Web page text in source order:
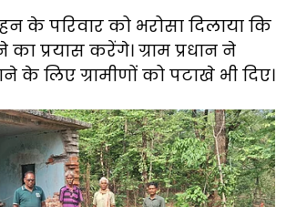
के परिवार को भरोसा दिलाया कि
प्रयास करेंगे। ग्राम प्रधान ने
के लिए ग्रामीणों को पटाखे भी दिए।